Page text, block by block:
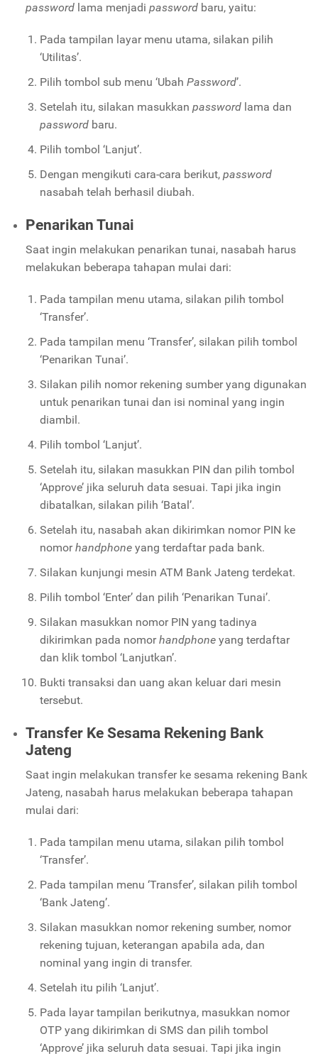
password lama menjadi passwordbaru, yaitu:
Pada tampilan layar menu utama, silakan pilih
‘Utilitas’.
Pilih tombol sub menu ‘Ubah Password’.
Setelah itu, silakan masukkan passwordlama dan
passwordbaru.
Pilih tombol ‘Lanjut’.
Dengan mengikuti cara-cara berikut, password
nasabah telah berhasil diubah.
Penarikan Tunai
Saat ingin melakukan penarikan tunai, nasabah harus
melakukan beberapa tahapan mulai dari:
Pada tampilan menu utama, silakan pilih tombol
‘Transfer’.
Pada tampilan menu ‘Transfer’, silakan pilih tombol
‘Penarikan Tunai’.
Silakan pilih nomor rekening sumber yang digunakan
untuk penarikan tunai dan isi nominal yang ingin
diambil.
Pilih tombol ‘Lanjut’.
Setelah itu, silakan masukkan PIN dan pilih tombol
‘Approve’ jika seluruh data sesuai. Tapi jika ingin
dibatalkan, silakan pilih ‘Batal’.
Setelah itu, nasabah akan dikirimkan nomor PIN ke
nomorhandphoneyang terdaftar pada bank.
Silakan kunjungi mesin ATM Bank Jateng terdekat.
Pilih tombol ‘Enter’ dan pilih ‘Penarikan Tunai’.
Silakan masukkan nomor PIN yang tadinya
dikirimkan pada nomorhandphoneyang terdaftar
dan klik tombol ‘Lanjutkan’.
Bukti transaksi dan uang akan keluar dari mesin
tersebut.
Transfer Ke Sesama Rekening Bank
Jateng
Saat ingin melakukan transfer ke sesama rekening Bank
Jateng, nasabah harus melakukan beberapa tahapan
mulai dari:
Pada tampilan menu utama, silakan pilih tombol
‘Transfer’.
Pada tampilan menu ‘Transfer’, silakan pilih tombol
‘Bank Jateng’.
Silakan masukkan nomor rekening sumber, nomor
rekening tujuan, keterangan apabila ada, dan
nominal yang ingin di transfer.
Setelah itu pilih ‘Lanjut’.
Pada layar tampilan berikutnya, masukkan nomor
OTP yang dikirimkan di SMS dan pilih tombol
‘Approve’ jika seluruh data sesuai. Tapi jika ingin